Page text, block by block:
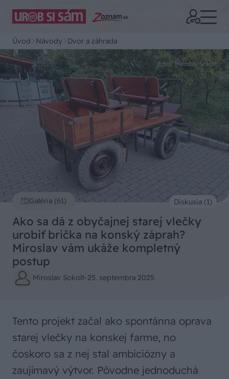
Úvod Návody Dvor a záhrada
Galéria (61)
Zdroj: Miroslav Sokolt
Ako sa dá z obyčajnej starej vlečky
urobiť brička na konský záprah?
Miroslav vám ukáže kompletný
postup
Miroslav Sokolt-25. septembra 2025
Diskusia (1)
Tento projekt začal ako spontánna oprava
starej vlečky na konskej farme, no
čoskoro sa z nej stal ambiciózny a
zaujímavý výtvor. Pôvodne jednoduchá